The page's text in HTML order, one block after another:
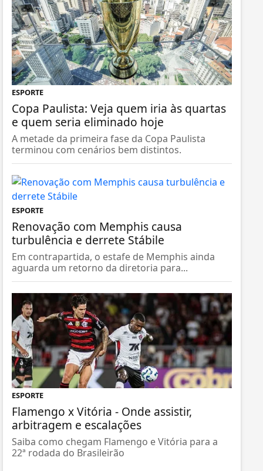
ESPORTE
Copa Paulista: Veja quem iria às quartas
e quem seria eliminado hoje
A metade da primeira fase da Copa Paulista
terminou com cenários bem distintos.
ESPORTE
Renovação com Memphis causa
turbulência e derrete Stábile
Em contrapartida, o estafe de Memphis ainda
aguarda um retorno da diretoria para...
ESPORTE
Flamengo x Vitória - Onde assistir,
arbitragem e escalações
Saiba como chegam Flamengo e Vitória para a
22ª rodada do Brasileirão